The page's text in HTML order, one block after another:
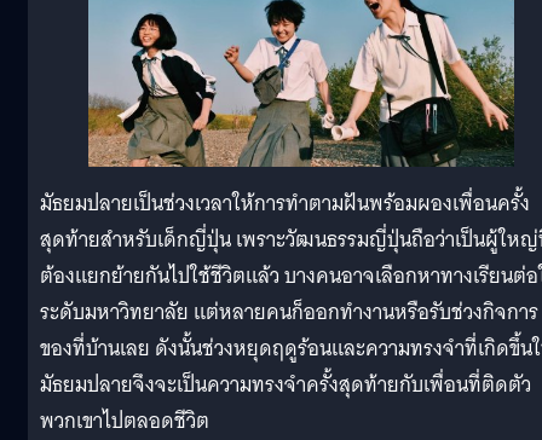
มัธยมปลายเป็นช่วงเวลาให้การทำตามฝันพร้อมผองเพื่อนครั้ง
สุดท้ายสำหรับเด็กญี่ปุ่น เพราะวัฒนธรรมญี่ปุ่นถือว่าเป็นผู้ให
ต้องแยกย้ายกันไปใช้ชีวิตแล้ว บางคนอาจเลือกหาทางเรียนต่
ระดับมหาวิทยาลัย แต่หลายคนก็ออกทำงานหรือรับช่วงกิจการ
ของที่บ้านเลย ดังนั้นช่วงหยุดฤดูร้อนและความทรงจำที่เกิดขึ้น
มัธยมปลายจึงจะเป็นความทรงจำครั้งสุดท้ายกับเพื่อนที่ติดตัว
พวกเขาไปตลอดชีวิต